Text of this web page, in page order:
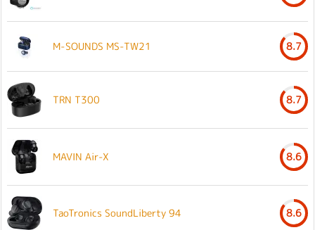
M-SOUNDS MS-TW21 8.7
TRN T300 8.7
MAVIN Air-X 8.6
TaoTronics SoundLiberty 94 8.6